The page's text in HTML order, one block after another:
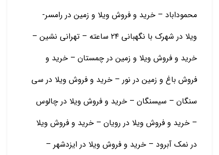
محموداباد – خرید و فروش ویلا و زمین در رامسر-
ویلا در شهرک با نگهبانی ۲۴ ساعته – تهرانی نشین –
خرید و فروش ویلا و زمین در چمستان – خرید و
فروش باغ و زمین در نور – خرید و فروش ویلا در سی
سنگان – سیسنگان – خرید و فروش ویلا در چالوس
– خرید و فروش ویلا در رویان – خرید و فروش ویلا
در نمک آبرود – خرید و فروش ویلا در ایزدشهر –